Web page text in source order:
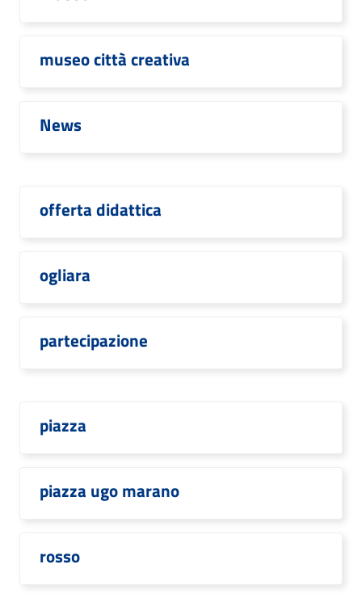
museo città creativa
News
offerta didattica
ogliara
partecipazione
piazza
piazza ugo marano
rosso